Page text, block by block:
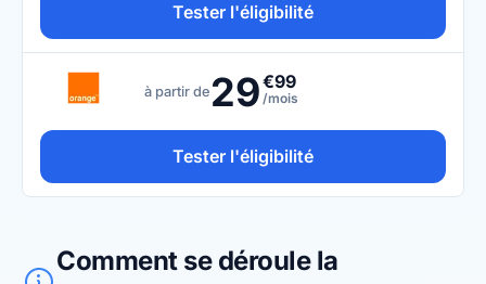
Tester l'éligibilité
à partir de 29€99
/mois
Tester l'éligibilité
Comment se déroule la